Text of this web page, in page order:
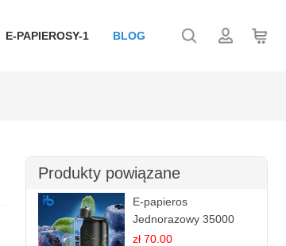
E-PAPIEROSY-1 BLOG
Produkty powiązane
E-papieros
Jednorazowy 35000
Puff - Niebieski Razz
zł 70.00